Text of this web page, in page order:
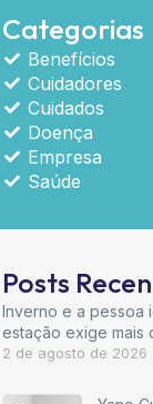
Categorias
Benefícios
Cuidadores
Cuidados
Doença
Empresa
Saúde
Posts
Inverno e a pessoa
estação exige mais
2 de agosto de 2026